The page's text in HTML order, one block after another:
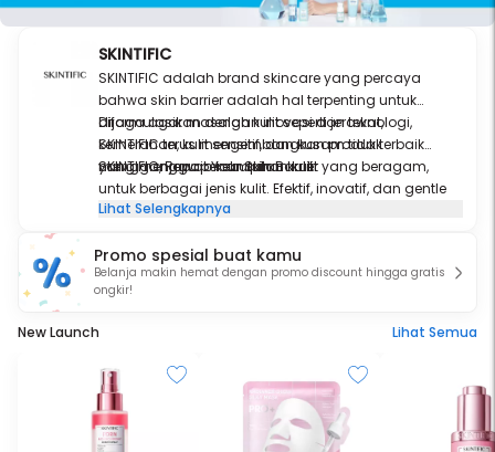
SKINTIFIC
SKINTIFIC adalah brand skincare yang percaya
bahwa skin barrier adalah hal terpenting untuk
dijaga agar masalah kulit seperti jerawat,
kemerahan, kulit sensitif, dan kusam tidak
mengganggu penampilan kulit.
Diformulasikan dengan inovasi dan teknologi,
SKINTIFIC terus mengembangkan produk terbaik
yang menjawab kebutuhan kulit yang beragam,
untuk berbagai jenis kulit. Efektif, inovatif, dan gentle
untuk kulit.
SKINTIFIC, Repair Your Skin Barrier
Lihat Selengkapnya
Promo spesial buat kamu
Belanja makin hemat dengan promo discount hingga gratis
ongkir!
New Launch Lihat Semua